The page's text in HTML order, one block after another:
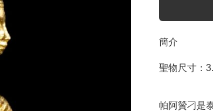
簡介
聖物尺寸：
帕阿贊刁是